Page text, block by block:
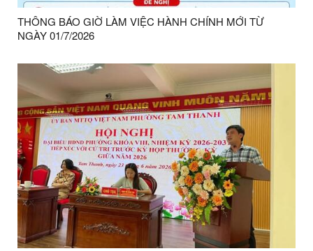
THÔNG BÁO GIỜ LÀM VIỆC HÀNH CHÍNH MỚI TỪ
NGÀY 01/7/2026